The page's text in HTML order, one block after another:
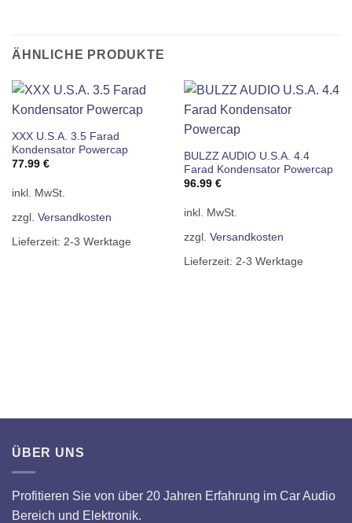
ÄHNLICHE PRODUKTE
XXX U.S.A. 3.5 Farad
Kondensator Powercap
77.99 €
inkl. MwSt.
zzgl. Versandkosten
Lieferzeit: 2-3 Werktage
BULZZ AUDIO U.S.A. 4.4
Farad Kondensator Powercap
96.99 €
inkl. MwSt.
zzgl. Versandkosten
Lieferzeit: 2-3 Werktage
ÜBER UNS
Profitieren Sie von über 20 Jahren Erfahrung im Car Audio
Bereich und Elektronik.